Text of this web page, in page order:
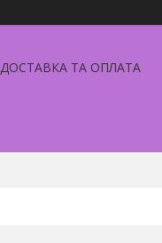
ДОСТАВКА ТА ОПЛАТА